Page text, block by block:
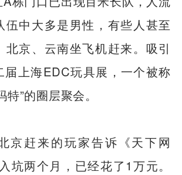
伍中大多是男性，有些人甚至
北京、云南坐飞机赶来。吸引
届上海EDC玩具展，一个被称
”的圈层聚会。
京赶来的玩家告诉《天下网
坑两个月，已经花了1万元。